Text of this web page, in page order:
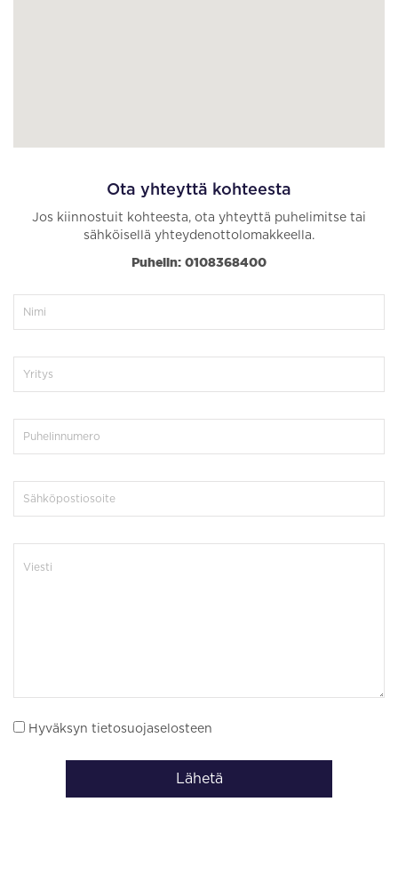
Ota yhteyttä kohteesta
Jos kiinnostuit kohteesta, ota yhteyttä puhelimitse tai
sähköisellä yhteydenottolomakkeella.
Puhelin: 0108368400
Hyväksyn tietosuojaselosteen
Lähetä